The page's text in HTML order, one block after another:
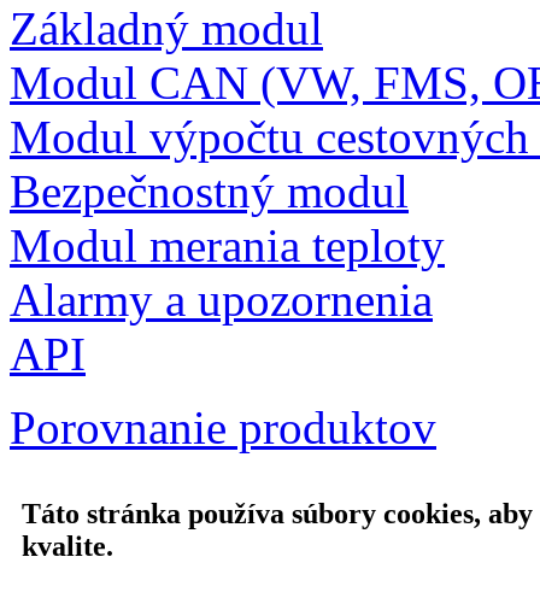
Základný modul
Modul CAN (VW, FMS,
Modul výpočtu cestovných
Bezpečnostný modul
Modul merania teploty
Alarmy a upozornenia
API
Porovnanie produktov
Táto stránka používa súbory cookies,
kvalite.